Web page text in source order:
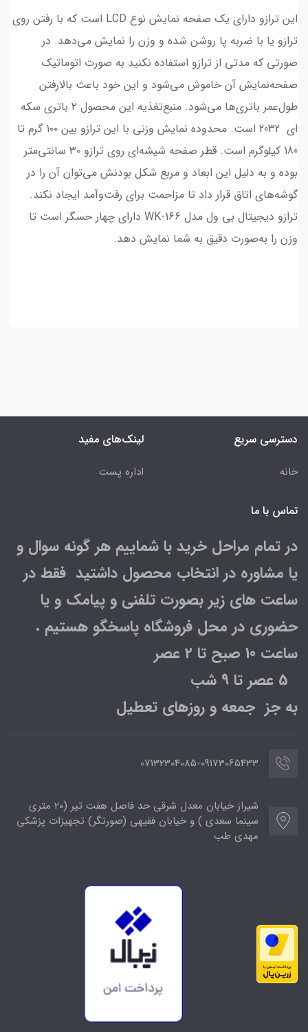
این ترازو دارای یک صفحه نمایش نوع LCD است که با رفتن روی
ترازو یا با ضربه پا روشن شده و وزن را نمایش می‌دهد. در
صورتی که مدتی از ترازو استفاده نکنید به صورت اتوماتیک
صفحه‌نمایش آن خاموش می‌شود و این خود باعث بالارفتن
طول‌عمر باتری‌ها می‌شود. منبع‌تغذیه این محصول ۲ باتری سکه
ای 2032 است. محدوده نمایش وزنی با این ترازو بین ۱۰۰ گرم تا
180 کیلوگرم است. قطر صفحه شیشه‌ای روی ترازو ۳۰ سانتی‌متر
بوده و به دلیل این ابعاد و مربع شکل بودنش می‌توان آن را در
گوشه‌های اتاق قرار داد تا مزاحمت برای رفت‌وآمد ایجاد نکند.
ترازو دیجیتال بی ول مدل WK-166 دارای چهار حسگر است تا
وزن را به‌صورت دقیق به شما نمایش دهد.
دسترسی سریع
خانه
لینک‌های مفید
اداره پست
تماس با ما
در تمام مراحل خرید با شماییم هر گونه سوال و
یا مشاوره در انتخاب محصول داشتید فقط در
ساعت های زیر بصورت تلفنی و پیامک و یا
حضوری در محل فروشگاه پاسخگو هستیم .
ساعت 10 صبح تا 2 عصر
به جز جمعه و روزهای تعطیل
07132304085-09173065433
شیراز خیابان معدل شرقی حد فاصل هفت تیر (20 متری
سینما سعدی ) و خیابان فقیهی (صورتگر) تجهیزات پزشکی
مهدی طب